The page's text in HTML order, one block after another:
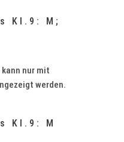
Kl.9: M;
nur mit
werden.
Kl.9: M